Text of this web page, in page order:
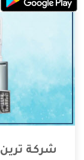
شركة ترين